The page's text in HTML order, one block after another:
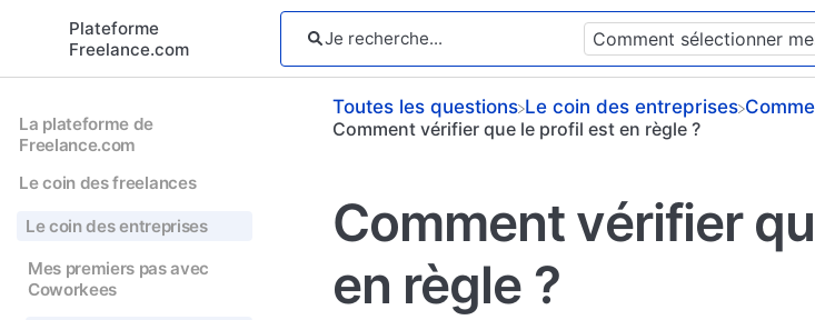
Plateforme
Freelance.com
La plateforme de
Freelance.com
Le coin des freelances
Le coin des entreprises
Mes premiers pas avec
Coworkees
Toutes les questions ​Le coin des entreprises
Comment vérifier que le profil est en règle ?
Comment vérifier
en règle ?